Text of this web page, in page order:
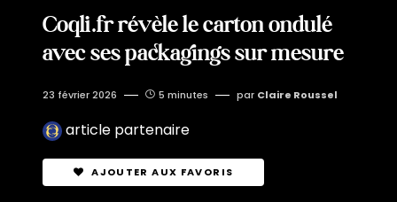
Coqli.fr révèle le carton ondulé
avec ses packagings sur mesure
23 février 2026 5 minutes par Claire Roussel
article partenaire
AJOUTER AUX FAVORIS